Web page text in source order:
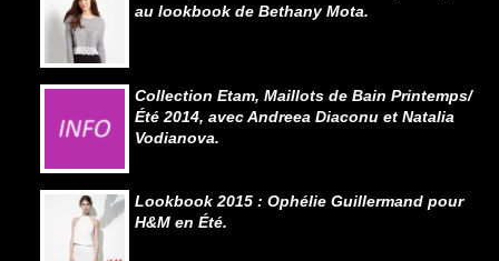
au lookbook de Bethany Mota.
Collection Etam, Maillots de Bain Printemps/
Été 2014, avec Andreea Diaconu et Natalia
Vodianova.
Lookbook 2015 : Ophélie Guillermand pour
H&M en Été.